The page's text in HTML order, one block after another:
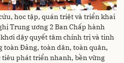
học tập, quán triệt và triển khai
Trung ương 2 Ban Chấp hành
dậy quyết tâm chính trị và tinh
toàn Đảng, toàn dân, toàn quân,
phát triển nhanh, bền vững